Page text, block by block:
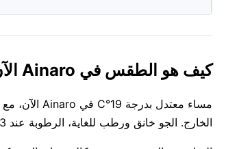
كيف هو الطقس في Ainaro الآن؟
الخارج. الجو خانق ورطب للغاية، الرطوبة عند 93%.